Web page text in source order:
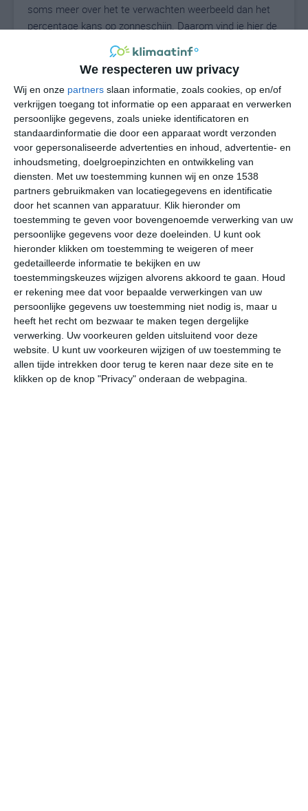
We respecteren uw privacy
Wij en onze partners slaan informatie, zoals cookies, op en/of
verkrijgen toegang tot informatie op een apparaat en verwerken
persoonlijke gegevens, zoals unieke identificatoren en
standaardinformatie die door een apparaat wordt verzonden
voor gepersonaliseerde advertenties en inhoud, advertentie- en
inhoudsmeting, doelgroepinzichten en ontwikkeling van
diensten.
Met uw toestemming kunnen wij en onze 1538
partners gebruikmaken van locatiegegevens en identificatie
door het scannen van apparatuur. Klik hieronder om
toestemming te geven voor bovengenoemde verwerking van uw
persoonlijke gegevens voor deze doeleinden. U kunt ook
hieronder klikken om toestemming te weigeren of meer
gedetailleerde informatie te bekijken en uw
toestemmingskeuzes wijzigen alvorens akkoord te gaan.
Houd
er rekening mee dat voor bepaalde verwerkingen van uw
persoonlijke gegevens uw toestemming niet nodig is, maar u
heeft het recht om bezwaar te maken tegen dergelijke
verwerking. Uw voorkeuren gelden uitsluitend voor deze
website. U kunt uw voorkeuren wijzigen of uw toestemming te
allen tijde intrekken door terug te keren naar deze site en te
klikken op de knop "Privacy" onderaan de webpagina.
soms meer over het te verwachten weerbeeld dan het
percentage kans op zonneschijn. Daarom vind je hier de
uitgebreide weersvoorspelling voor Tunau.
19°C
vr
24°
za zo
31° 14°
ma
26° 16°
24°C 22°C 16°C
16:00 19:00 22:00 01:00 04:00
16:00 19:00 22:00 01:00 04:00